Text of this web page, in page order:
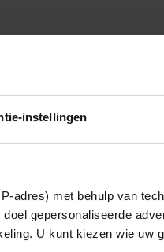
instellingen
adres) met behulp van
gepersonaliseerde
U kunt kiezen wie uw